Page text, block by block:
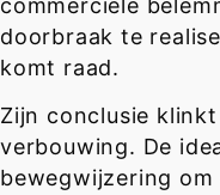
commerciële
doorbraak te
komt raad.
Zijn conclusie
verbouwing. De
bewegwijzering